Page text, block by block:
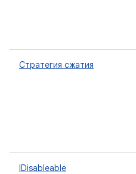
Стратегия сжатия
IDisableable